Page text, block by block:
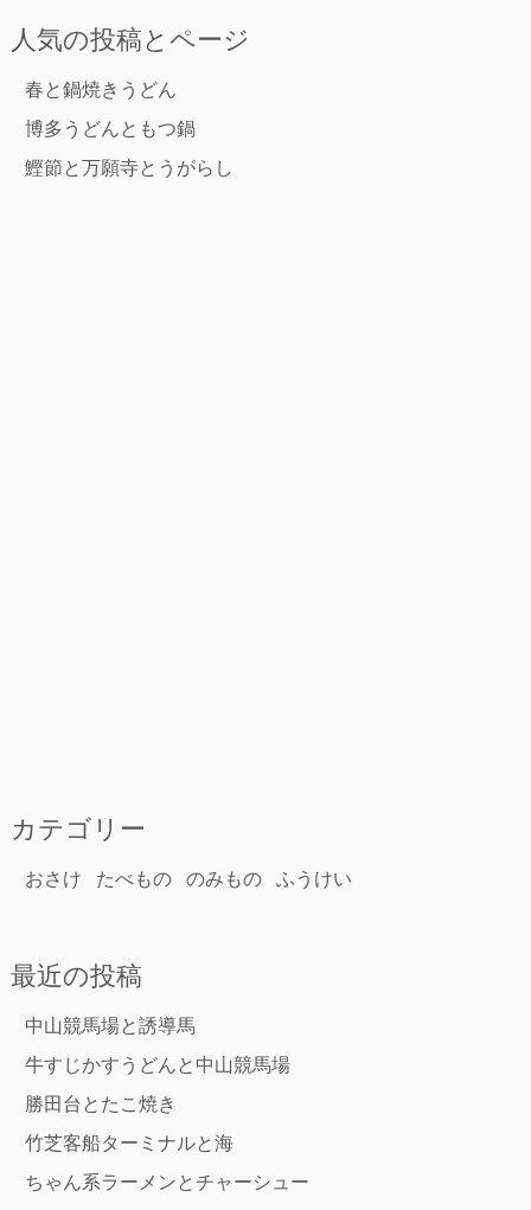
チ
人気の投稿とページ
春と鍋焼きうどん
博多うどんともつ鍋
鰹節と万願寺とうがらし
カテゴリー
おさけ たべもの のみもの ふうけい
最近の投稿
中山競馬場と誘導馬
牛すじかすうどんと中山競馬場
勝田台とたこ焼き
竹芝客船ターミナルと海
ちゃん系ラーメンとチャーシュー